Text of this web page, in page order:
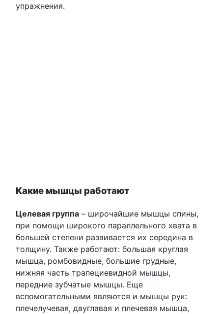
упражнения.
Какие мышцы работают
Целевая группа – широчайшие мышцы спины,
при помощи широкого параллельного хвата в
большей степени развивается их середина в
толщину. Также работают: большая круглая
мышца, ромбовидные, большие грудные,
нижняя часть трапециевидной мышцы,
передние зубчатые мышцы. Еще
вспомогательными являются и мышцы рук:
плечелучевая, двуглавая и плечевая мышца,